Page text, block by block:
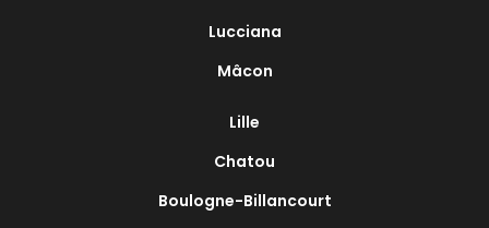
Lucciana
Mâcon
Lille
Chatou
Boulogne-Billancourt